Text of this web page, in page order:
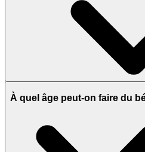
À quel âge peut-on faire du